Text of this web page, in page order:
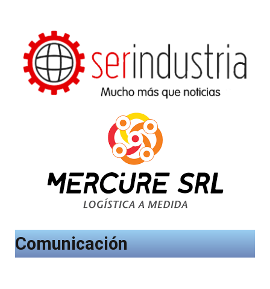
Comunicación